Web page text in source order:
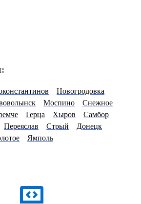
Новогродовка
Моспино
Снежное
Герца Хыров
Самбор
Переяслав Стрый
Донецк
Ямполь